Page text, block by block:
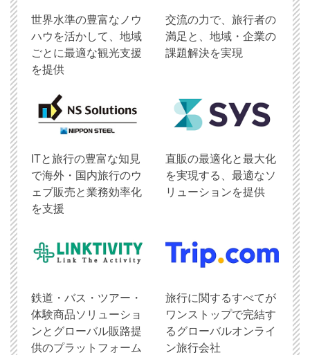
世界水準の豊富なノウ
ハウを活かして、地域
ごとに最適な観光支援
を提供
交流の力で、旅行者の
満足と、地域・企業の
課題解決を実現
ITと旅行の豊富な知見
で海外・国内旅行のウ
ェブ販売と業務効率化
を支援
直販の最適化と最大化
を実現する、最適なソ
リューションを提供
鉄道・バス・ツアー・
体験商品ソリューショ
ンとグローバル販路提
供のプラットフォーム
旅行に関するすべてが
ワンストップで完結す
るグローバルオンライ
ン旅行会社